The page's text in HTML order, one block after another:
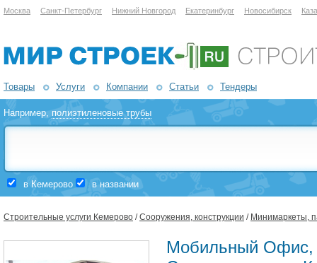
Москва Санкт-Петербург Нижний Новгород Екатеринбург Новосибирск
Товары Услуги Компании Статьи Тендеры
Например,полиэтиленовые трубы
в Кемерово в названии
Строительные услуги Кемерово /Сооружения, конструкции / Минимаркеты,
Мобильный Офис,